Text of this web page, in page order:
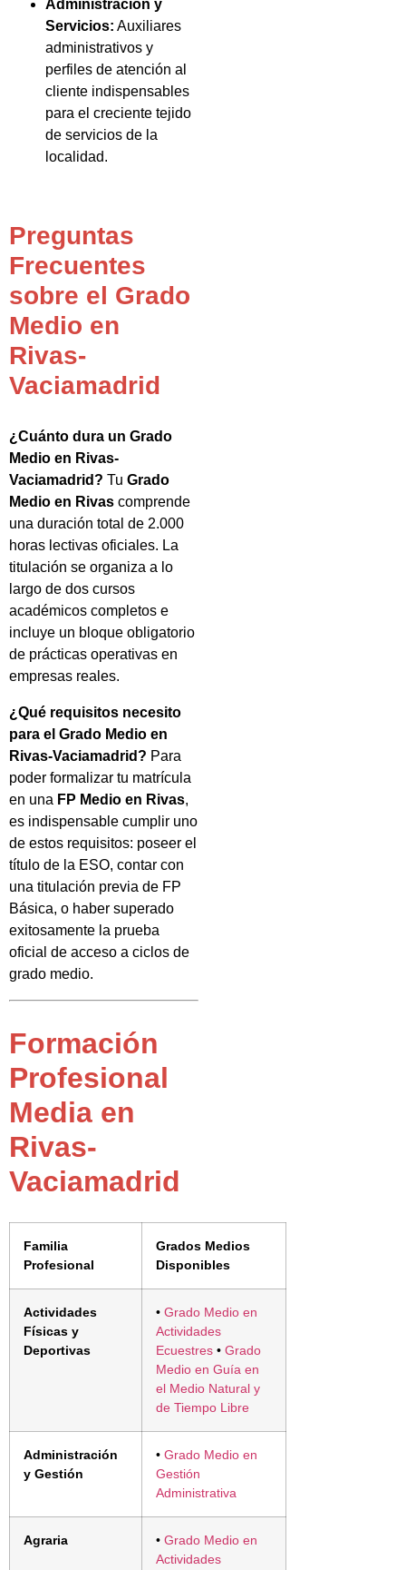
Administración y
Servicios: Auxiliares
administrativos y
perfiles de atención al
cliente indispensables
para el creciente tejido
de servicios de la
localidad.
Preguntas
Frecuentes
sobre el Grado
Medio en
Rivas-
Vaciamadrid
¿Cuánto dura un Grado
Medio en Rivas-
Vaciamadrid? Tu Grado
Medio en Rivas comprende
una duración total de 2.000
horas lectivas oficiales. La
titulación se organiza a lo
largo de dos cursos
académicos completos e
incluye un bloque obligatorio
de prácticas operativas en
empresas reales.
¿Qué requisitos necesito
para el Grado Medio en
Rivas-Vaciamadrid? Para
poder formalizar tu matrícula
en una FP Medio en Rivas,
es indispensable cumplir uno
de estos requisitos: poseer el
título de la ESO, contar con
una titulación previa de FP
Básica, o haber superado
exitosamente la prueba
oficial de acceso a ciclos de
grado medio.
Formación
Profesional
Media en
Rivas-
Vaciamadrid
Familia
Profesional
Grados Medios
Disponibles
Actividades
Físicas y
Deportivas
• Grado Medio en
Actividades
Ecuestres • Grado
Medio en Guía en
el Medio Natural y
de Tiempo Libre
Administración
y Gestión
• Grado Medio en
Gestión
Administrativa
Agraria • Grado Medio en
Actividades